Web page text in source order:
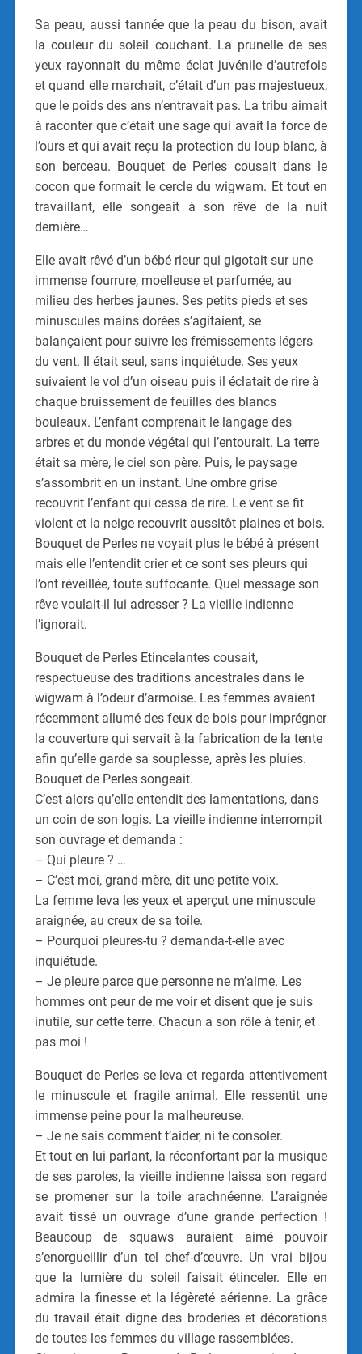
Sa peau, aussi tannée que la peau du bison, avait
la couleur du soleil couchant. La prunelle de ses
yeux rayonnait du même éclat juvénile d’autrefois
et quand elle marchait, c’était d’un pas majestueux,
que le poids des ans n’entravait pas. La tribu aimait
à raconter que c’était une sage qui avait la force de
l’ours et qui avait reçu la protection du loup blanc, à
son berceau. Bouquet de Perles cousait dans le
cocon que formait le cercle du wigwam. Et tout en
travaillant, elle songeait à son rêve de la nuit
dernière…
Elle avait rêvé d’un bébé rieur qui gigotait sur une
immense fourrure, moelleuse et parfumée, au
milieu des herbes jaunes. Ses petits pieds et ses
minuscules mains dorées s’agitaient, se
balançaient pour suivre les frémissements légers
du vent. Il était seul, sans inquiétude. Ses yeux
suivaient le vol d’un oiseau puis il éclatait de rire à
chaque bruissement de feuilles des blancs
bouleaux. L’enfant comprenait le langage des
arbres et du monde végétal qui l’entourait. La terre
était sa mère, le ciel son père. Puis, le paysage
s’assombrit en un instant. Une ombre grise
recouvrit l’enfant qui cessa de rire. Le vent se fit
violent et la neige recouvrit aussitôt plaines et bois.
Bouquet de Perles ne voyait plus le bébé à présent
mais elle l’entendit crier et ce sont ses pleurs qui
l’ont réveillée, toute suffocante. Quel message son
rêve voulait-il lui adresser ? La vieille indienne
l’ignorait.
Bouquet de Perles Etincelantes cousait,
respectueuse des traditions ancestrales dans le
wigwam à l’odeur d’armoise. Les femmes avaient
récemment allumé des feux de bois pour imprégner
la couverture qui servait à la fabrication de la tente
afin qu’elle garde sa souplesse, après les pluies.
Bouquet de Perles songeait.
C’est alors qu’elle entendit des lamentations, dans
un coin de son logis. La vieille indienne interrompit
son ouvrage et demanda :
– Qui pleure ? …
– C’est moi, grand-mère, dit une petite voix.
La femme leva les yeux et aperçut une minuscule
araignée, au creux de sa toile.
– Pourquoi pleures-tu ? demanda-t-elle avec
inquiétude.
– Je pleure parce que personne ne m’aime. Les
hommes ont peur de me voir et disent que je suis
inutile, sur cette terre. Chacun a son rôle à tenir, et
pas moi !
Bouquet de Perles se leva et regarda attentivement
le minuscule et fragile animal. Elle ressentit une
immense peine pour la malheureuse.
– Je ne sais comment t’aider, ni te consoler.
Et tout en lui parlant, la réconfortant par la musique
de ses paroles, la vieille indienne laissa son regard
se promener sur la toile arachnéenne. L’araignée
avait tissé un ouvrage d’une grande perfection !
Beaucoup de squaws auraient aimé pouvoir
s’enorgueillir d’un tel chef-d’œuvre. Un vrai bijou
que la lumière du soleil faisait étinceler. Elle en
admira la finesse et la légèreté aérienne. La grâce
du travail était digne des broderies et décorations
de toutes les femmes du village rassemblées.